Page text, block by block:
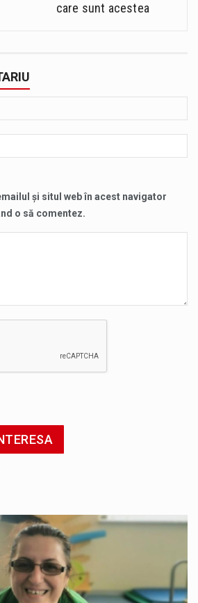
care sunt acestea
și situl web în acest navigator
o să comentez.